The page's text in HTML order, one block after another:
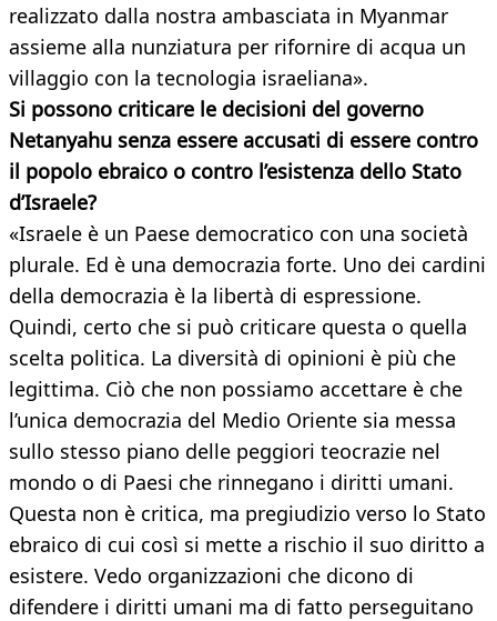
realizzato dalla nostra ambasciata in Myanmar
assieme alla nunziatura per rifornire di acqua un
villaggio con la tecnologia israeliana».
Si possono criticare le decisioni del governo
Netanyahu senza essere accusati di essere contro
il popolo ebraico o contro l’esistenza dello Stato
d’Israele?
«Israele è un Paese democratico con una società
plurale. Ed è una democrazia forte. Uno dei cardini
della democrazia è la libertà di espressione.
Quindi, certo che si può criticare questa o quella
scelta politica. La diversità di opinioni è più che
legittima. Ciò che non possiamo accettare è che
l’unica democrazia del Medio Oriente sia messa
sullo stesso piano delle peggiori teocrazie nel
mondo o di Paesi che rinnegano i diritti umani.
Questa non è critica, ma pregiudizio verso lo Stato
ebraico di cui così si mette a rischio il suo diritto a
esistere. Vedo organizzazioni che dicono di
difendere i diritti umani ma di fatto perseguitano